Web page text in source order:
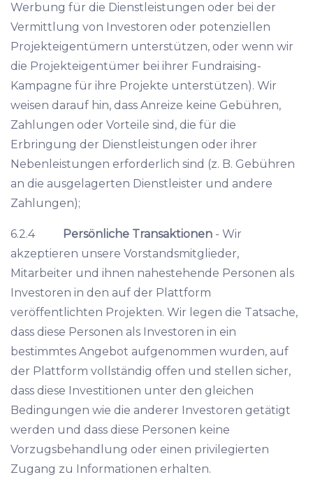
Werbung für die Dienstleistungen oder bei der
Vermittlung von Investoren oder potenziellen
Projekteigentümern unterstützen, oder wenn wir
die Projekteigentümer bei ihrer Fundraising-
Kampagne für ihre Projekte unterstützen). Wir
weisen darauf hin, dass Anreize keine Gebühren,
Zahlungen oder Vorteile sind, die für die
Erbringung der Dienstleistungen oder ihrer
Nebenleistungen erforderlich sind (z. B. Gebühren
an die ausgelagerten Dienstleister und andere
Zahlungen);
6.2.4 Persönliche Transaktionen - Wir
akzeptieren unsere Vorstandsmitglieder,
Mitarbeiter und ihnen nahestehende Personen als
Investoren in den auf der Plattform
veröffentlichten Projekten. Wir legen die Tatsache,
dass diese Personen als Investoren in ein
bestimmtes Angebot aufgenommen wurden, auf
der Plattform vollständig offen und stellen sicher,
dass diese Investitionen unter den gleichen
Bedingungen wie die anderer Investoren getätigt
werden und dass diese Personen keine
Vorzugsbehandlung oder einen privilegierten
Zugang zu Informationen erhalten.